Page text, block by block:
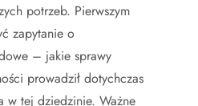
potrzeb. Pierwszym
zapytanie o
– jakie sprawy
prowadził dotychczas
w tej dziedzinie. Ważne